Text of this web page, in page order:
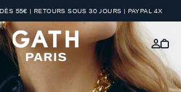
DÈS 55€ | RETOURS SOUS 30 JOURS | PAYPAL 4X